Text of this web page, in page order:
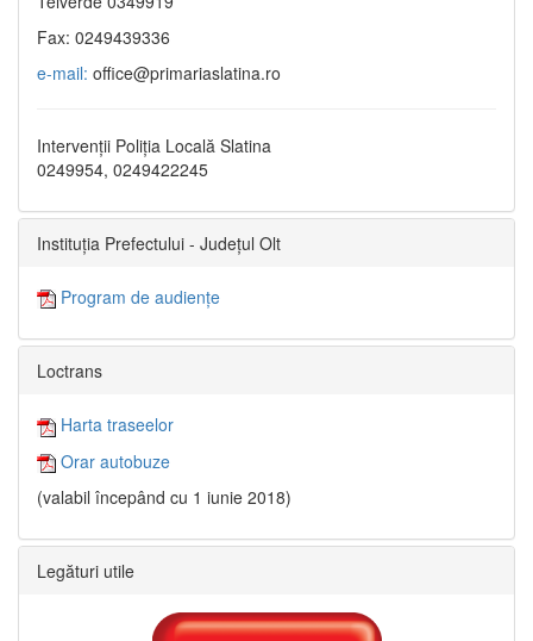
Fax: 0249439336
e-mail: office@primariaslatina.ro
Intervenții Poliția Locală Slatina
0249954, 0249422245
Instituția Prefectului - Județul Olt
Program de audiențe
Loctrans
Harta traseelor
Orar autobuze
(valabil începând cu 1 iunie 2018)
Legături utile